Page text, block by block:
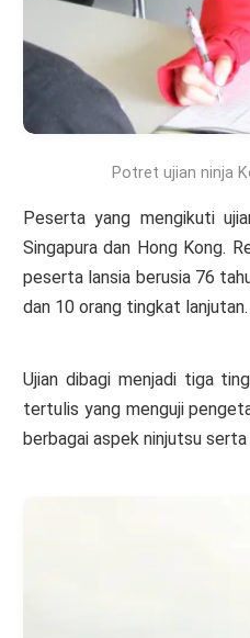
Potret ujian ninja
Peserta yang mengikuti
Singapura dan Hong Kong.
peserta lansia berusia 76
dan 10 orang tingkat lanjutan.
Ujian dibagi menjadi tiga
tertulis yang menguji
berbagai aspek ninjutsu